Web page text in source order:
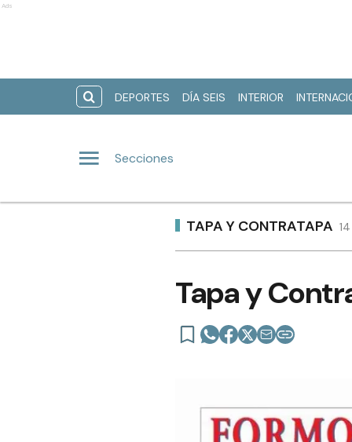
Ads
DEPORTES DÍA SEIS INTERIOR
Secciones
TAPA Y CONTRATAPA
Tapa y